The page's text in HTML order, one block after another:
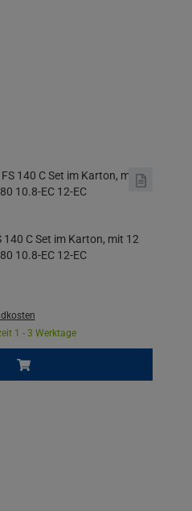
140 C Set im Karton, mit 12
10.8-EC 12-EC
1 - 3 Werktage